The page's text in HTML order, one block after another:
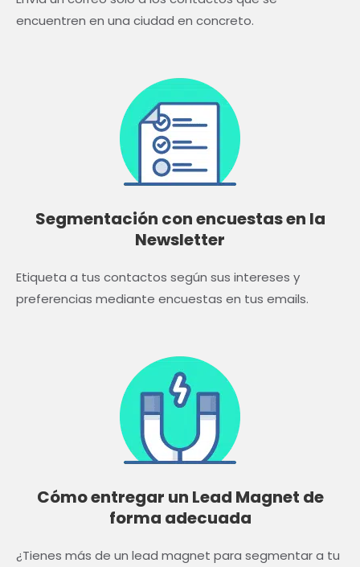
encuentren en una ciudad en concreto.
Segmentación con encuestas en la
Newsletter
Etiqueta a tus contactos según sus intereses y
preferencias mediante encuestas en tus emails.
Cómo entregar un Lead Magnet de
forma adecuada
¿Tienes más de un lead magnet para segmentar a tu